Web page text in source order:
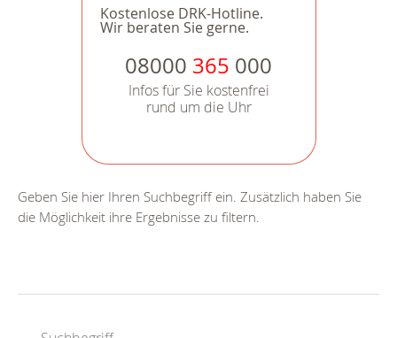
Kostenlose DRK-Hotline.
Wir beraten Sie gerne.
08000 365 000
Infos für Sie kostenfrei
rund um die Uhr
Geben Sie hier Ihren Suchbegriff ein. Zusätzlich haben Sie
die Möglichkeit ihre Ergebnisse zu filtern.